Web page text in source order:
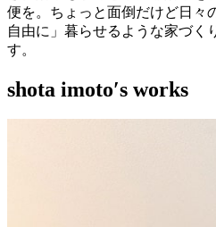
便を。ちょっと面倒だけど日々
自由に」暮らせるような家づく
す。
shota imoto′s works